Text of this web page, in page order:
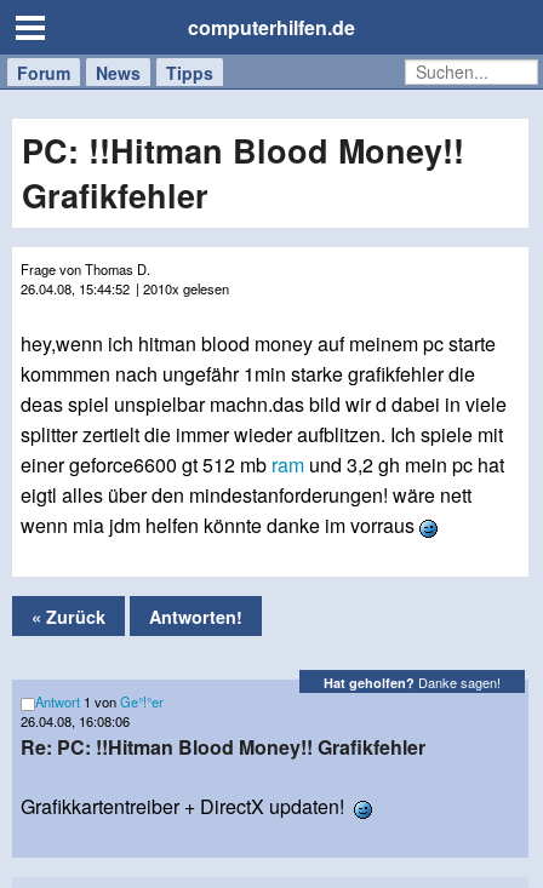
computerhilfen.de
Forum News Tipps
Handy
Tablet
Windows
Mac
PC: !!Hitman Blood Money!!
Grafikfehler
Frage von Thomas D.
26.04.08, 15:44:52 | 2010x gelesen
hey,wenn ich hitman blood money auf meinem pc starte
kommmen nach ungefähr 1min starke grafikfehler die
deas spiel unspielbar machn.das bild wir d dabei in viele
splitter zertielt die immer wieder aufblitzen. Ich spiele mit
einer geforce6600 gt 512 mb ram und 3,2 gh mein pc hat
eigtl alles über den mindestanforderungen! wäre nett
wenn mia jdm helfen könnte danke im vorraus
« Zurück Antworten!
Hat geholfen? Danke sagen!
Antwort 1 vonGe°!°er
26.04.08, 16:08:06
Re: PC: !!Hitman Blood Money!! Grafikfehler
Grafikkartentreiber + DirectX updaten!